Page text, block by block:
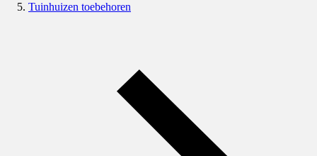
Tuinhuizen toebehoren